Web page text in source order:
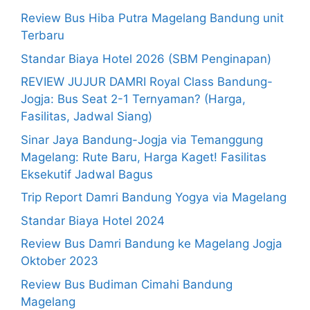
Review Bus Hiba Putra Magelang Bandung unit
Terbaru
Standar Biaya Hotel 2026 (SBM Penginapan)
REVIEW JUJUR DAMRI Royal Class Bandung-
Jogja: Bus Seat 2-1 Ternyaman? (Harga,
Fasilitas, Jadwal Siang)
Sinar Jaya Bandung-Jogja via Temanggung
Magelang: Rute Baru, Harga Kaget! Fasilitas
Eksekutif Jadwal Bagus
Trip Report Damri Bandung Yogya via Magelang
Standar Biaya Hotel 2024
Review Bus Damri Bandung ke Magelang Jogja
Oktober 2023
Review Bus Budiman Cimahi Bandung
Magelang